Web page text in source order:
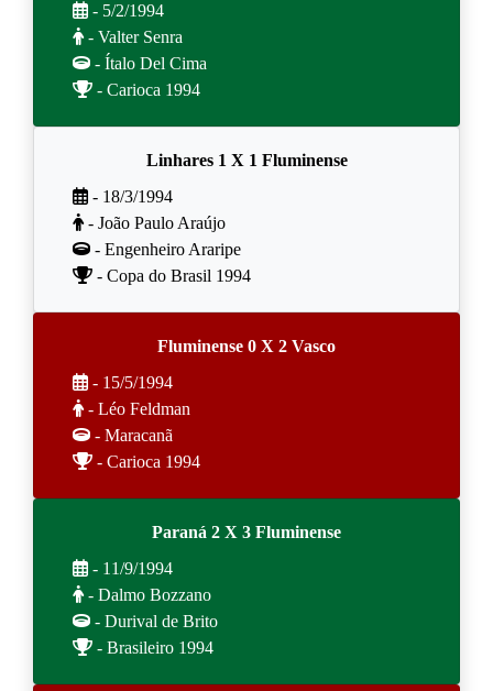
- 5/2/1994
- Valter Senra
- Ítalo Del Cima
- Carioca 1994
Linhares 1 X 1 Fluminense
- 18/3/1994
- João Paulo Araújo
- Engenheiro Araripe
- Copa do Brasil 1994
Fluminense 0 X 2 Vasco
- 15/5/1994
- Léo Feldman
- Maracanã
- Carioca 1994
Paraná 2 X 3 Fluminense
- 11/9/1994
- Dalmo Bozzano
- Durival de Brito
- Brasileiro 1994